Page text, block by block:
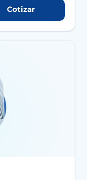
Cotizar